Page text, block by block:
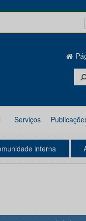
Serviços
interna